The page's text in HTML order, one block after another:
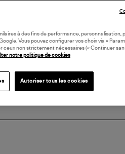
à des fins de performance, personnalisation,
Vous pouvez configurer vos choix via «
ceux non strictement nécessaires (« Continuer
notre politique de cookies
Autoriser tous les cookies